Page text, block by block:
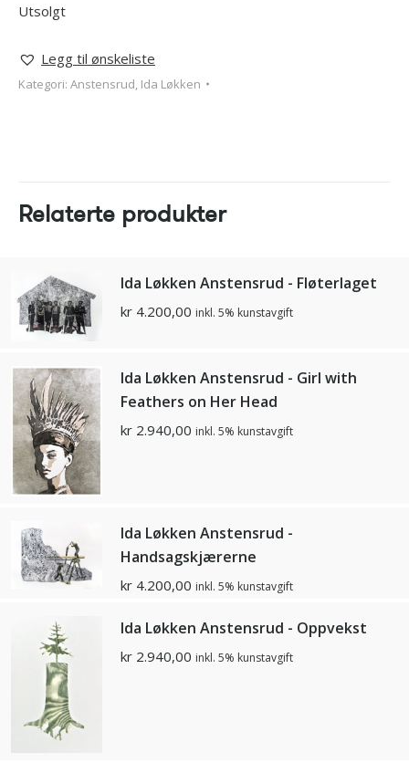
Utsolgt
Legg til ønskeliste
Kategori: Anstensrud, Ida Løkken
Relaterte produkter
Ida Løkken Anstensrud - Fløterlaget
kr 4.200,00 inkl. 5% kunstavgift
Ida Løkken Anstensrud - Girl with
Feathers on Her Head
kr 2.940,00 inkl. 5% kunstavgift
Ida Løkken Anstensrud -
Handsagskjærerne
kr 4.200,00 inkl. 5% kunstavgift
Ida Løkken Anstensrud - Oppvekst
kr 2.940,00 inkl. 5% kunstavgift